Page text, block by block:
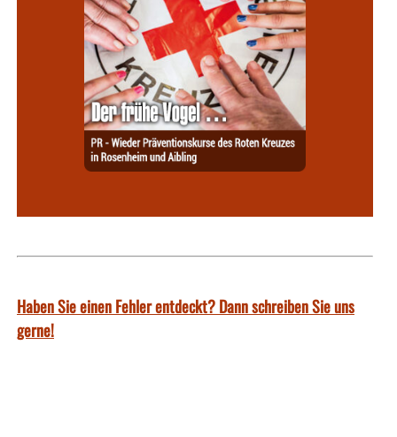
Haben Sie einen Fehler entdeckt? Dann schreiben Sie uns
gerne!